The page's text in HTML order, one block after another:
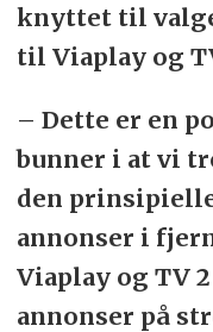
knyttet til
til Viaplay og
– Dette er en
bunner i at vi
den
annonser i
Viaplay og TV
annonser på